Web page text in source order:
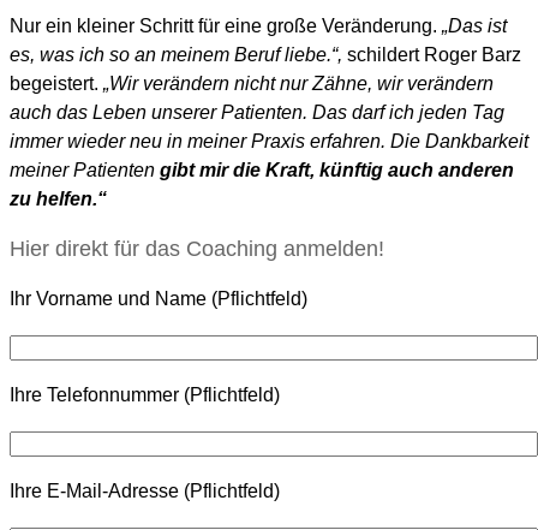
Nur ein kleiner Schritt für eine große Veränderung. „Das ist
es, was ich so an meinem Beruf liebe.“, schildert Roger Barz
begeistert. „Wir verändern nicht nur Zähne, wir verändern
auch das Leben unserer Patienten. Das darf ich jeden Tag
immer wieder neu in meiner Praxis erfahren. Die Dankbarkeit
meiner Patienten gibt mir die Kraft, künftig auch anderen
zu helfen.“
Hier direkt für das Coaching anmelden!
Ihr Vorname und Name (Pflichtfeld)
Ihre Telefonnummer (Pflichtfeld)
Ihre E-Mail-Adresse (Pflichtfeld)